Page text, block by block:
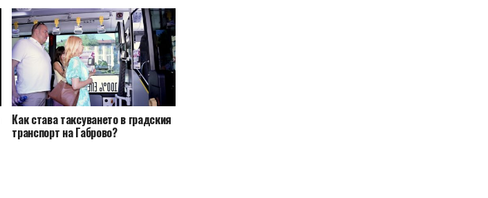
Как става таксуването в градския
транспорт на Габрово?